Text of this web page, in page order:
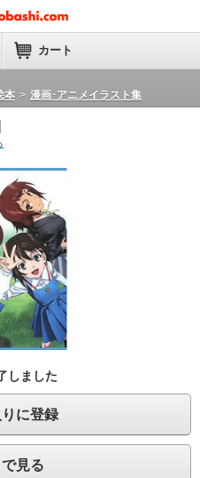
カート
本 > 漫画･アニメイラスト集
しました
に登録
見る